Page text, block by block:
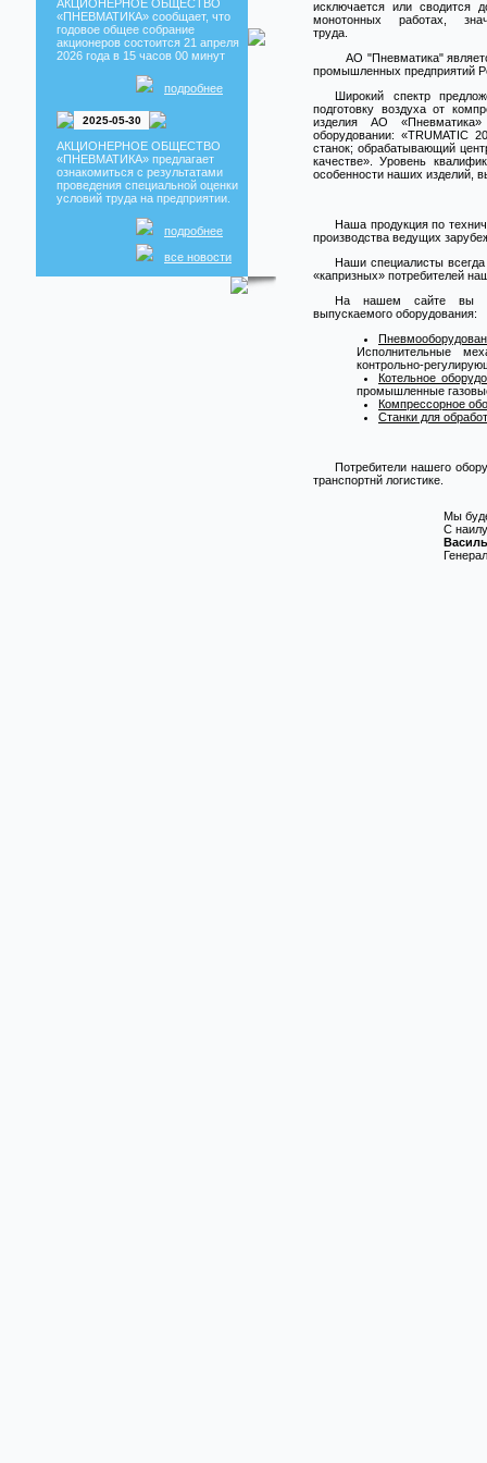
Новость
Изделия из ПВХ Профиля
Взаимозаменяемость
Распределителей
Новость
Собрание акционеров 2022
АКЦИОНЕРНОЕ ОБЩЕСТВО
«ПНЕВМАТИКА» сообщает, что
годовое общее собрание
акционеров состоится 21 апреля
2026 года в 15 часов 00 минут
подробнее
2025-05-30
АКЦИОНЕРНОЕ ОБЩЕСТВО
«ПНЕВМАТИКА» предлагает
ознакомиться с результатами
проведения специальной оценки
условий труда на предприятии.
подробнее
все новости
исключается или сводится
монотонных работах,
труда.
АО "Пневматика"
промышленных предприятий
Широкий спектр
подготовку воздуха от
изделия АО «Пневматика»
оборудовании: «TRUMATIC
станок; обрабатывающий
качестве». Уровень
особенности наших изделий,
Наша продукция по
производства ведущих
Наши специалисты
«капризных» потребителей
На нашем сайте вы
выпускаемого оборудования:
Исполнительные
контрольно-
Котельное
промышленные
Компрессорное
Станки для
Потребители нашего
транспортнй логистике.
Мы
С